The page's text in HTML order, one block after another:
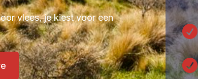
vlees, je kiest voor een

